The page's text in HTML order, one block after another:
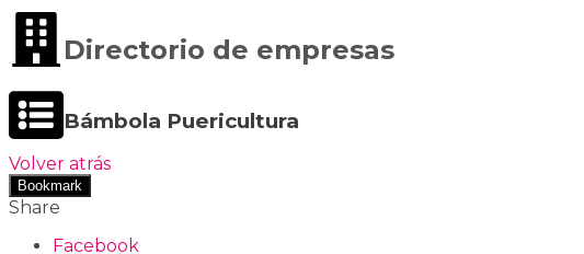
Directorio de empresas
Bámbola Puericultura
Volver atrás
Bookmark
Share
Facebook